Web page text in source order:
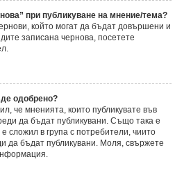
при публикуване на мнение/тема?
който могат да бъдат довършени и
записана чернова, посетете
одобрено?
че мненията, които публикувате във
да бъдат публикувани. Също така е
сложил в група с потребители, чиито
да бъдат публикувани. Моля, свържете